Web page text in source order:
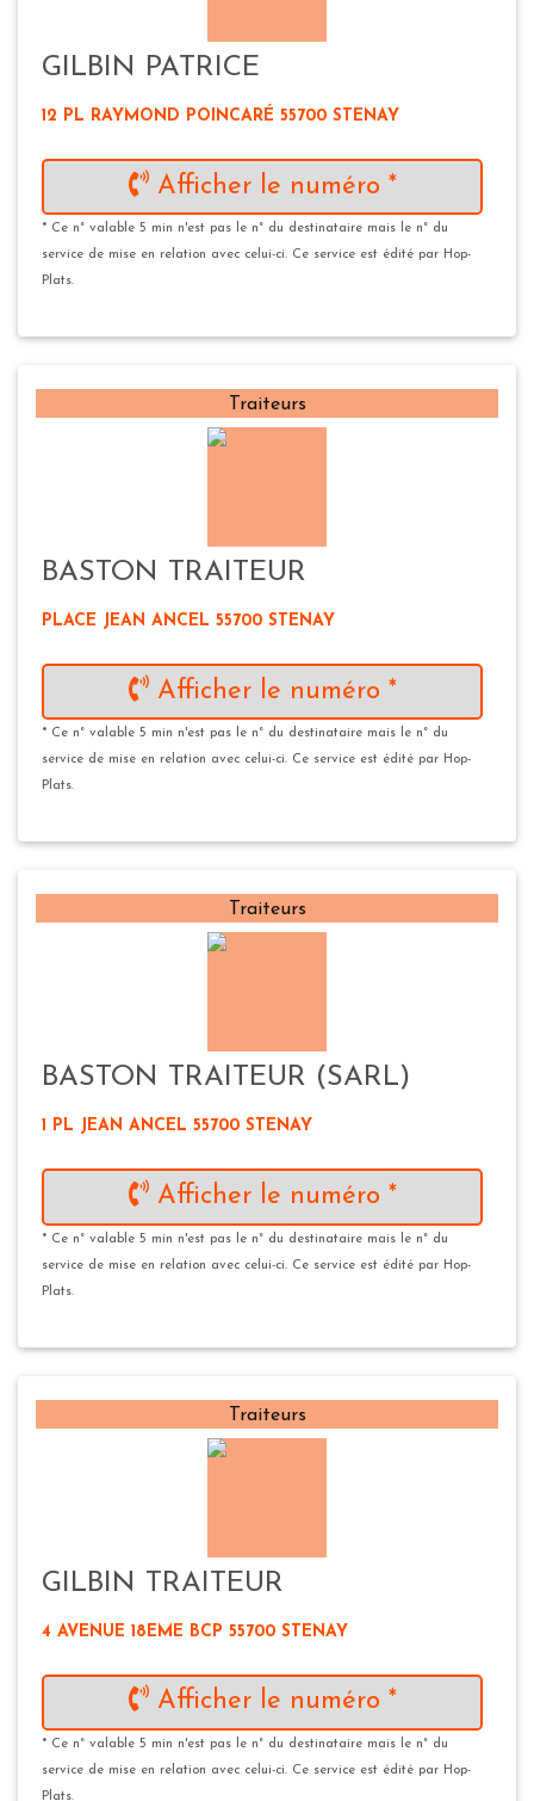
GILBIN PATRICE
12 PL RAYMOND POINCARÉ 55700 STENAY
Afficher le numéro *
* Ce n° valable 5 min n'est pas le n° du destinataire mais le n° du
service de mise en relation avec celui-ci. Ce service est édité par Hop-
Plats.
Traiteurs
BASTON TRAITEUR
PLACE JEAN ANCEL 55700 STENAY
Afficher le numéro *
* Ce n° valable 5 min n'est pas le n° du destinataire mais le n° du
service de mise en relation avec celui-ci. Ce service est édité par Hop-
Plats.
Traiteurs
BASTON TRAITEUR (SARL)
1 PL JEAN ANCEL 55700 STENAY
Afficher le numéro *
* Ce n° valable 5 min n'est pas le n° du destinataire mais le n° du
service de mise en relation avec celui-ci. Ce service est édité par Hop-
Plats.
Traiteurs
GILBIN TRAITEUR
4 AVENUE 18EME BCP 55700 STENAY
Afficher le numéro *
* Ce n° valable 5 min n'est pas le n° du destinataire mais le n° du
service de mise en relation avec celui-ci. Ce service est édité par Hop-
Plats.